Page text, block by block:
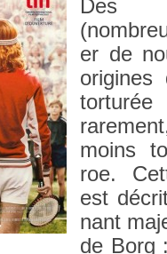
Des
er de
origines
moins
roe.
est
nant
de Borg